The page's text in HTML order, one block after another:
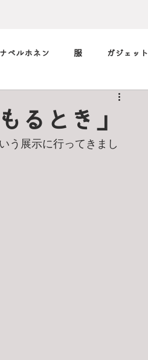
ペルホネン 服 ガジェット
るとき」
う展示に行ってきまし